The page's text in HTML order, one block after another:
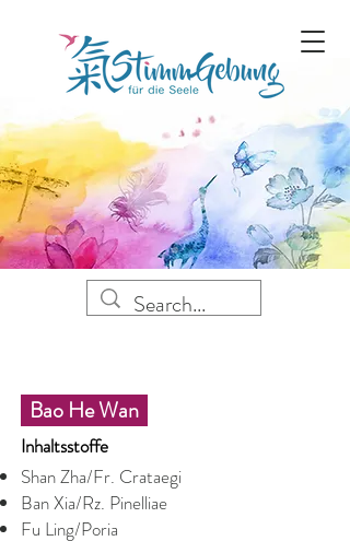
Bao He Wan
Inhaltsstoffe
Shan Zha/Fr. Crataegi
Ban Xia/Rz. Pinelliae
Fu Ling/Poria